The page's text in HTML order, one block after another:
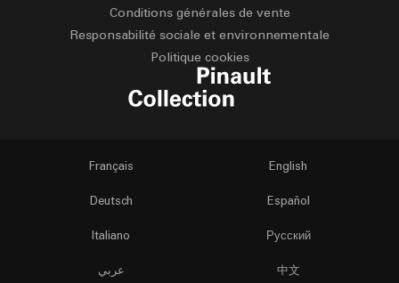
Conditions générales de vente
Responsabilité sociale et environnementale
Politique cookies
Français English
Deutsch Español
Italiano Русский
عربي 中文